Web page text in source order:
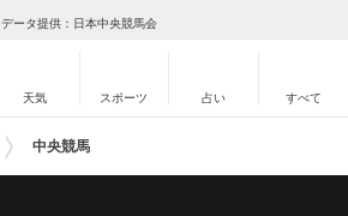
データ提供：日本中央競馬会
天気 スポーツ 占い すべて
中央競馬